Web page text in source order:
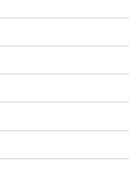
。アイテムはネコボンを
乱ゴム、にぎり、ゼリー
スプレス、ヴァルキリ
の無課金編成で挑んでい
ルキリーの攻撃力上昇が